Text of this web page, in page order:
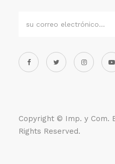
Copyright © Imp. y Com.
Rights Reserved.